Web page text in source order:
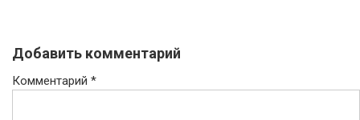
Добавить комментарий
Комментарий *